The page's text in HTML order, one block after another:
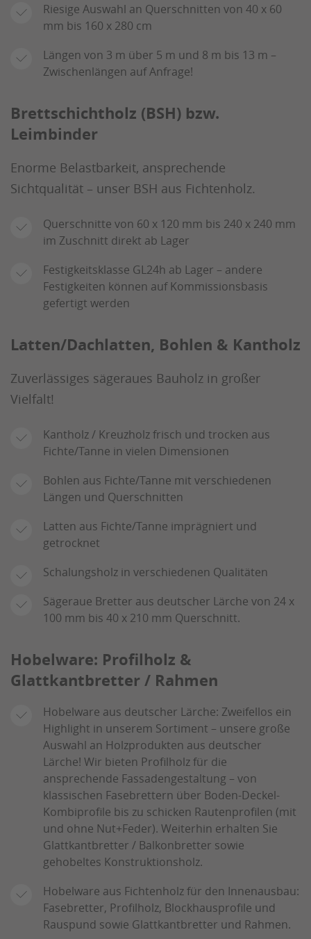
Riesige Auswahl an Querschnitten von 40 x 60
mm bis 160 x 280 cm
Längen von 3 m über 5 m und 8 m bis 13 m –
Zwischenlängen auf Anfrage!
Brettschichtholz (BSH) bzw.
Leimbinder
Enorme Belastbarkeit, ansprechende
Sichtqualität – unser BSH aus Fichtenholz.
Querschnitte von 60 x 120 mm bis 240 x 240 mm
im Zuschnitt direkt ab Lager
Festigkeitsklasse GL24h ab Lager – andere
Festigkeiten können auf Kommissionsbasis
gefertigt werden
Latten/Dachlatten, Bohlen & Kantholz
Zuverlässiges sägeraues Bauholz in großer
Vielfalt!
Kantholz / Kreuzholz frisch und trocken aus
Fichte/Tanne in vielen Dimensionen
Bohlen aus Fichte/Tanne mit verschiedenen
Längen und Querschnitten
Latten aus Fichte/Tanne imprägniert und
getrocknet
Schalungsholz in verschiedenen Qualitäten
Sägeraue Bretter aus deutscher Lärche von 24 x
100 mm bis 40 x 210 mm Querschnitt.
Hobelware: Profilholz &
Glattkantbretter / Rahmen
Hobelware aus deutscher Lärche: Zweifellos ein
Highlight in unserem Sortiment – unsere große
Auswahl an Holzprodukten aus deutscher
Lärche! Wir bieten Profilholz für die
ansprechende Fassadengestaltung – von
klassischen Fasebrettern über Boden-Deckel-
Kombiprofile bis zu schicken Rautenprofilen (mit
und ohne Nut+Feder). Weiterhin erhalten Sie
Glattkantbretter / Balkonbretter sowie
gehobeltes Konstruktionsholz.
Hobelware aus Fichtenholz für den Innenausbau:
Fasebretter, Profilholz, Blockhausprofile und
Rauspund sowie Glattkantbretter und Rahmen.